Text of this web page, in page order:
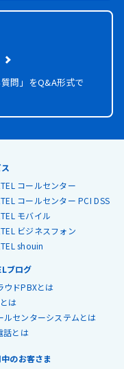
問」をQ&A形式で
コールセンター
コールセンター PCI DSS
モバイル
ビジネスフォン
shouin
ブログ
ウドPBXとは
は
ルセンターシステムとは
話とは
のお客さま